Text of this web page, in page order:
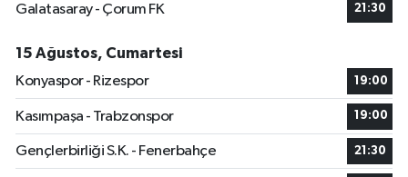
Galatasaray - Çorum FK
21:30
15 Ağustos, Cumartesi
Konyaspor - Rizespor
19:00
Kasımpaşa - Trabzonspor 19:00
Gençlerbirliği S.K. - Fenerbahçe 21:30